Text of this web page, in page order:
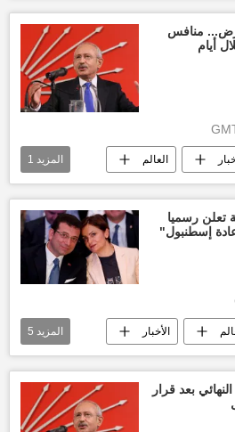
منافس
أيام
العالم المزيد 1
تعلن رسميا
إسطنبول"
الأخبار
أخبار اسطنبول
المزيد 5
بعد قرار